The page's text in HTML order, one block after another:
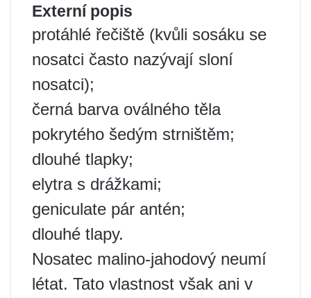
Externí popis
protáhlé řečiště (kvůli sosáku se
nosatci často nazývají sloní
nosatci);
černá barva oválného těla
pokrytého šedým strništěm;
dlouhé tlapky;
elytra s drážkami;
geniculate pár antén;
dlouhé tlapy.
Nosatec malino-jahodový neumí
létat. Tato vlastnost však ani v